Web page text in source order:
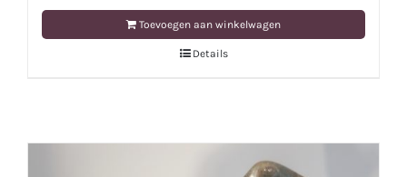
Toevoegen aan winkelwagen
Details